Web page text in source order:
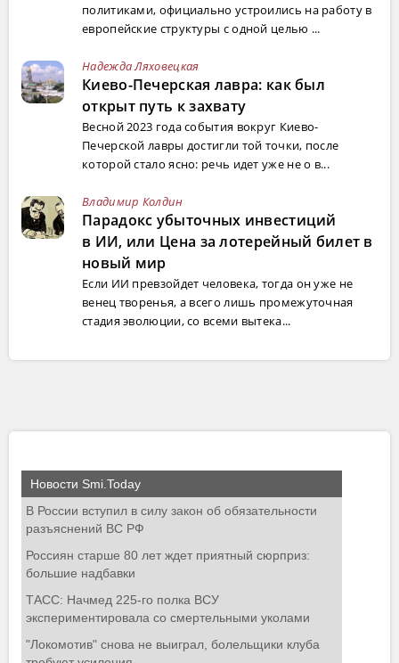
политиками, официально устроились на работу в
европейские структуры с одной целью ...
Надежда Ляховецкая
Киево-Печерская лавра: как был
открыт путь к захвату
Весной 2023 года события вокруг Киево-
Печерской лавры достигли той точки, после
которой стало ясно: речь идет уже не о в...
Владимир Колдин
Парадокс убыточных инвестиций
в ИИ, или Цена за лотерейный билет в
новый мир
Если ИИ превзойдет человека, тогда он уже не
венец творенья, а всего лишь промежуточная
стадия эволюции, со всеми вытека...